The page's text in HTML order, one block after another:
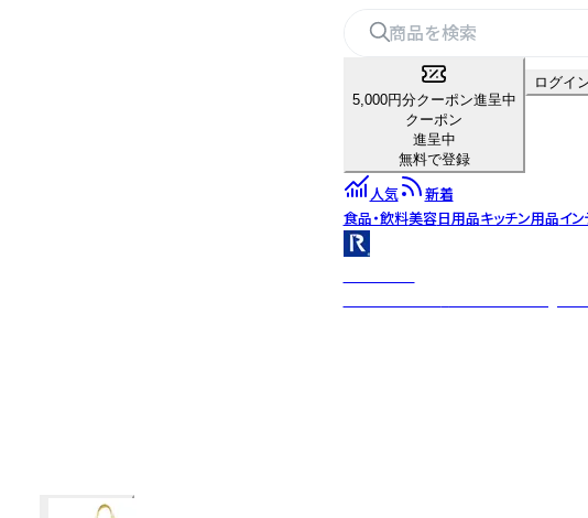
5,000円分クーポン進呈中
クーポン
進呈中
無料で登録
ログイ
人気
新着
食品・飲料美容日用品キッチン用品イ